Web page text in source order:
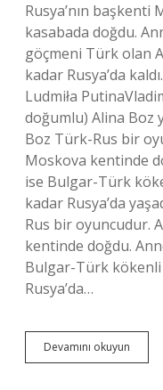
Rusya’nın başkenti
kasabada doğdu.
göçmeni Türk olan
kadar Rusya’da
Ludmiła
doğumlu) Alina Boz
Boz Türk-Rus bir
Moskova kentinde
ise Bulgar-Türk
kadar Rusya’da
Rus bir oyuncudur.
kentinde doğdu.
Bulgar-Türk kökenli
Rusya’da…
Devamını okuyun